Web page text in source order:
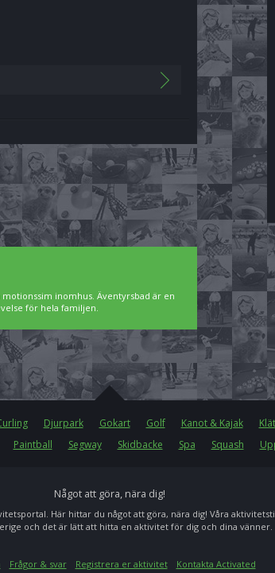
inomhus. Äventyrsbad är en
för hela familjen.
Djurpark Gokart Golf Kanot & Kajak
Paintball Segway Skidbacke Spa Squash
Något att göra, nära dig!
Här hittar du något att göra, nära dig! Våra
och det är lätt att hitta en aktivitet för dig och dina vänner.
Frågor & svar Registrera er aktivitet Kontakta Activated